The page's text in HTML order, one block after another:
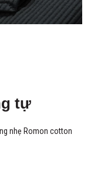
tự
nhẹ Romon cotton